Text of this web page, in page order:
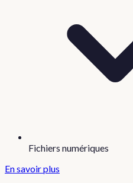
Fichiers numériques
En savoir plus